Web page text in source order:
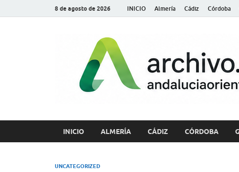
8 de agosto de 2026 INICIO Almería Cádiz Córdoba
INICIO ALMERÍA CÁDIZ CÓRDOBA
UNCATEGORIZED